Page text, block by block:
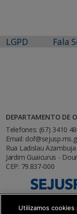
LGPD Fala
DEPARTAMENTO DE
Telefones: (67) 3410
Email:
Rua Ladislau
Jardim Guaicurus -
CEP: 79.837-000
Utilizamos